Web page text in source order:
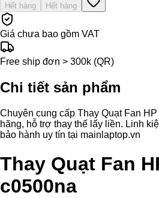
Hết hàng Hết hàng
Giá chưa bao gồm VAT
Free ship đơn > 300k (QR)
Chi tiết sản phẩm
Chuyên cung cấp Thay Quạt Fan
hãng, hỗ trợ thay thế lấy liền. Linh
bảo hành uy tín tại mainlaptop.vn
Thay Quạt Fan
c0500na